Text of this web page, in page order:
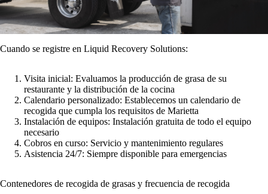
Cuando se registre en Liquid Recovery Solutions:
Visita inicial: Evaluamos la producción de grasa de su
restaurante y la distribución de la cocina
Calendario personalizado: Establecemos un calendario de
recogida que cumpla los requisitos de Marietta
Instalación de equipos: Instalación gratuita de todo el equipo
necesario
Cobros en curso: Servicio y mantenimiento regulares
Asistencia 24/7: Siempre disponible para emergencias
Contenedores de recogida de grasas y frecuencia de recogida